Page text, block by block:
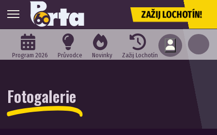
ZAŽIJ LOCHOTÍN!
Program 2026 Průvodce Novinky Zažij Lochotín
Fotogalerie